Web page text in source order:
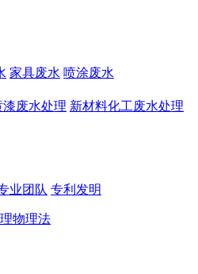
家具废水 喷涂废水
漆废水处理 新材料化工废水处理
业团队 专利发明
物理法